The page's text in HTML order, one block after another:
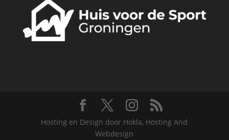
Hosting en Design door Hokla, Hosting And
Webdesign